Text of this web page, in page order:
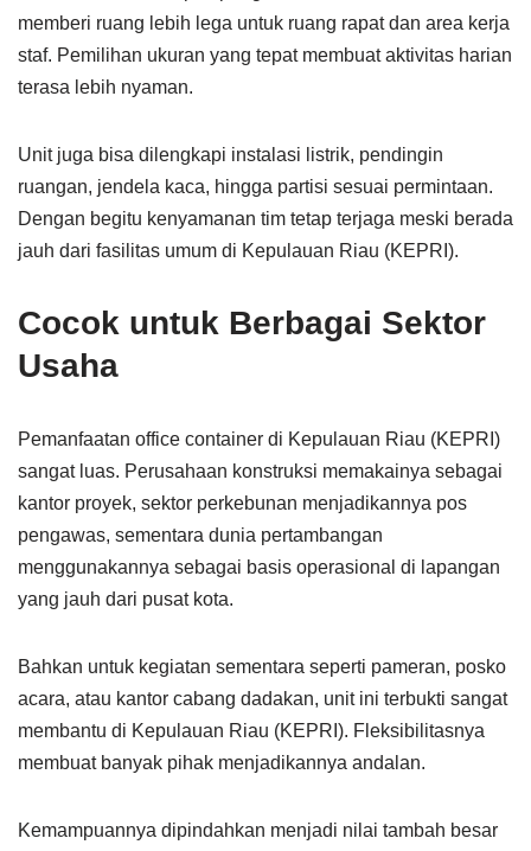
memberi ruang lebih lega untuk ruang rapat dan area kerja
staf. Pemilihan ukuran yang tepat membuat aktivitas harian
terasa lebih nyaman.
Unit juga bisa dilengkapi instalasi listrik, pendingin
ruangan, jendela kaca, hingga partisi sesuai permintaan.
Dengan begitu kenyamanan tim tetap terjaga meski berada
jauh dari fasilitas umum di Kepulauan Riau (KEPRI).
Cocok untuk Berbagai Sektor
Usaha
Pemanfaatan office container di Kepulauan Riau (KEPRI)
sangat luas. Perusahaan konstruksi memakainya sebagai
kantor proyek, sektor perkebunan menjadikannya pos
pengawas, sementara dunia pertambangan
menggunakannya sebagai basis operasional di lapangan
yang jauh dari pusat kota.
Bahkan untuk kegiatan sementara seperti pameran, posko
acara, atau kantor cabang dadakan, unit ini terbukti sangat
membantu di Kepulauan Riau (KEPRI). Fleksibilitasnya
membuat banyak pihak menjadikannya andalan.
Kemampuannya dipindahkan menjadi nilai tambah besar